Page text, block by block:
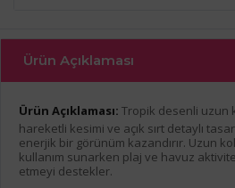
Ürün Açıklaması
Ürün Açıklaması: Tropik desenli uzun
hareketli kesimi ve açık sırt detaylı
enerjik bir görünüm kazandırır. Uzun
kullanım sunarken plaj ve havuz
etmeyi destekler.